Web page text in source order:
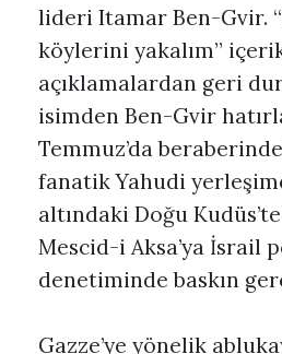
lideri Itamar Ben-Gvir.
köylerini yakalım”
açıklamalardan geri
isimden Ben-Gvir
Temmuz’da
fanatik Yahudi
altındaki Doğu
Mescid-i Aksa’ya İsrail
denetiminde baskın
Gazze’ye yönelik